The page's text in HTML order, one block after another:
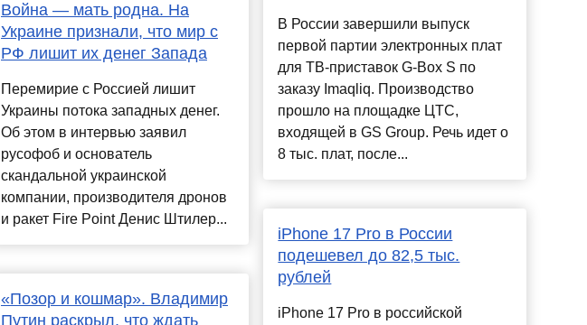
Война — мать родна. На
Украине признали, что мир с
РФ лишит их денег Запада
Перемирие с Россией лишит
Украины потока западных денег.
Об этом в интервью заявил
русофоб и основатель
скандальной украинской
компании, производителя дронов
и ракет Fire Point Денис Штилер...
«Позор и кошмар». Владимир
Путин раскрыл, что ждать
В России завершили выпуск
первой партии электронных плат
для ТВ-приставок G-Box S по
заказу Imaqliq. Производство
прошло на площадке ЦТС,
входящей в GS Group. Речь идет о
8 тыс. плат, после...
iPhone 17 Pro в России
подешевел до 82,5 тыс.
рублей
iPhone 17 Pro в российской